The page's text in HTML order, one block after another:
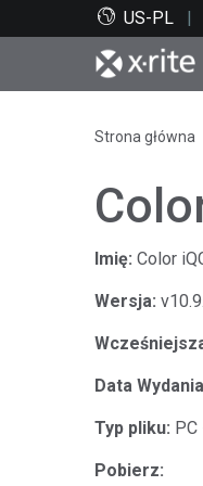
US-PL
Top
Druk i
Zasoby
Strona główna
Imię: Color
Wersja:
Data
Typ pliku:
Pobierz: